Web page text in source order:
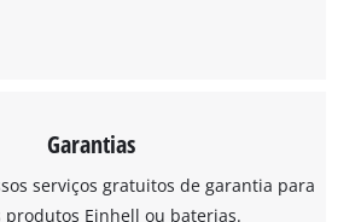
Garantias
serviços gratuitos de garantia para
produtos Einhell ou baterias.